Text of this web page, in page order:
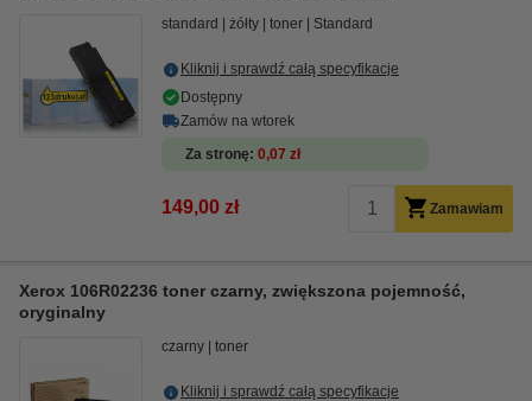
standard żółty toner Standard
Kliknij i sprawdź całą specyfikacje
Dostępny
Zamów na wtorek
Za stronę 0,07 zł
149,00 zł Zamawiam
Xerox 106R02236 toner czarny, zwiększona pojemność,
oryginalny
czarny toner
Kliknij i sprawdź całą specyfikacje